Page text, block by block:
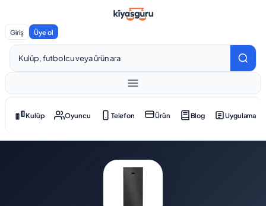
Giriş Üye ol
Kulüp Oyuncu Telefon Ürün Blog Uygulama